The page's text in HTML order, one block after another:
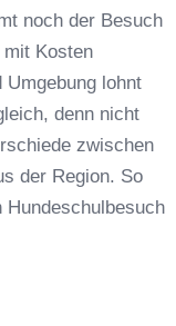
noch der Besuch
Kosten
lohnt
denn nicht
zwischen
der Region. So
Hundeschulbesuch